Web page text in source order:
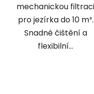
mechanickou filtraci
pro jezírka do 10 m³.
Snadné čištění a
flexibilní...